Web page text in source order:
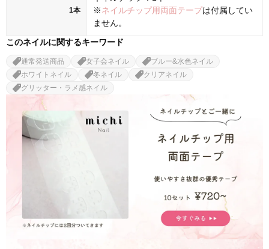
1本
※ネイルチップ用両面テープは付属してい
ません。
このネイルに関するキーワード
通常発送商品 女子会ネイル
ブルー&水色ネイル
ホワイトネイル
冬ネイル
クリアネイル
グリッター・ラメ感ネイル